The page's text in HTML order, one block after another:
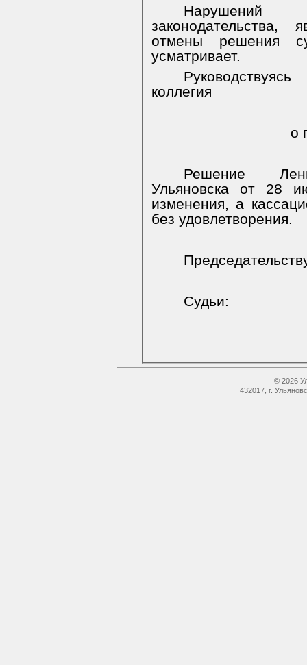
Нарушений
законодательства,
отмены решения
усматривает.
коллегия
о
Решение
Ульяновска от 28
изменения, а
без удовлетворения.
Судьи:
© 2026
432017, г.